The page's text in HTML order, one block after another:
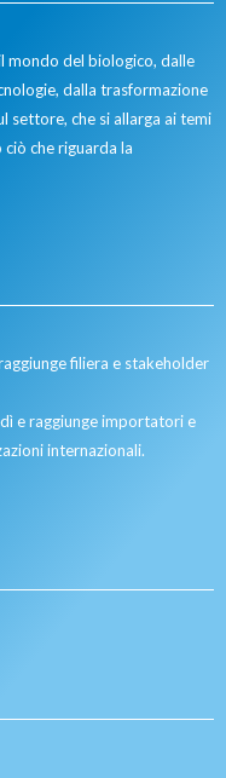
mondo del biologico, dalle
dalla trasformazione
settore, che si allarga ai temi
che riguarda la
filiera e stakeholder
e raggiunge importatori e
internazionali.